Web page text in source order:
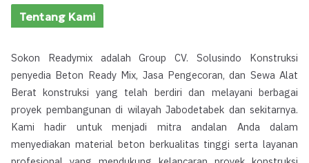
Tentang Kami
Sokon Readymix adalah Group CV. Solusindo Konstruksi
penyedia Beton Ready Mix, Jasa Pengecoran, dan Sewa Alat
Berat konstruksi yang telah berdiri dan melayani berbagai
proyek pembangunan di wilayah Jabodetabek dan sekitarnya.
Kami hadir untuk menjadi mitra andalan Anda dalam
menyediakan material beton berkualitas tinggi serta layanan